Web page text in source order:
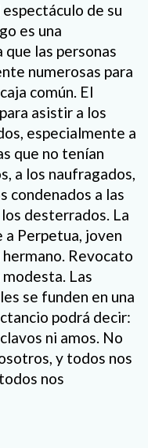
de su
es una
que las personas
numerosas para
común. El
asistir a los
especialmente a
que no tenían
a los naufragados,
condenados a las
desterrados. La
a Perpetua, joven
Revocato
Las
se funden en una
podrá decir:
ni amos. No
y todos nos
nos